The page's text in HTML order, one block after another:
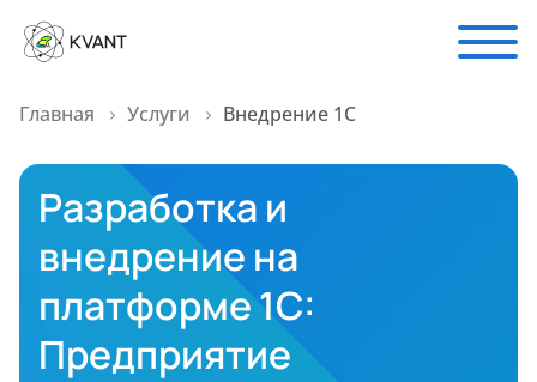
Главная Услуги Внедрение 1С
Разработка и
внедрение на
платформе 1С:
Предприятие